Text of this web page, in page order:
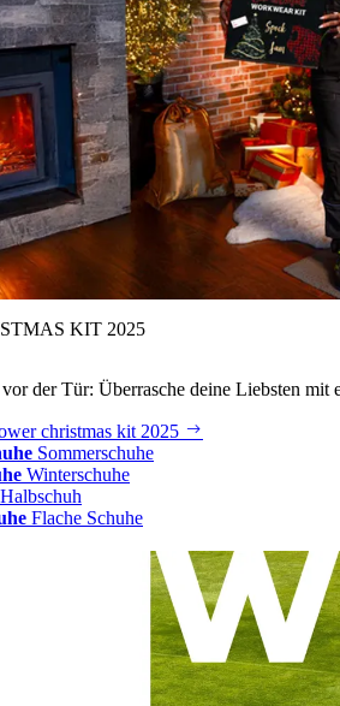
KIT 2025
der Tür: Überrasche deine Liebsten
christmas kit 2025
Sommerschuhe
Winterschuhe
Halbschuh
Flache Schuhe